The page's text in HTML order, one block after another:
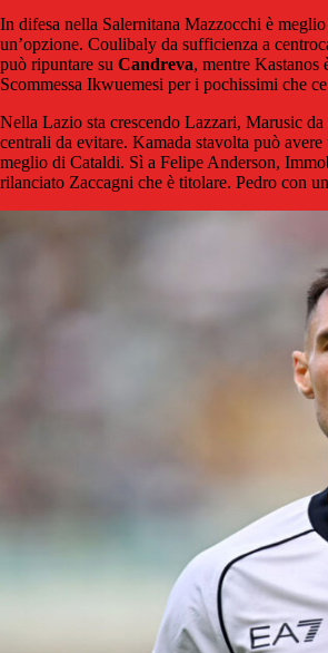
In difesa nella Salernitana Mazzocchi è
un’opzione. Coulibaly da sufficienza a
può ripuntare su Candreva, mentre Kastanos
Scommessa Ikwuemesi per i pochissimi che
Nella Lazio sta crescendo Lazzari, Marusic
centrali da evitare. Kamada stavolta può
meglio di Cataldi. Sì a Felipe Anderson,
rilanciato Zaccagni che è titolare. Pedro con